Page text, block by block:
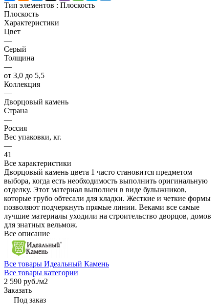
Тип элементов : Плоскость
Плоскость
Характеристики
Цвет
—
Серый
Толщина
—
от 3,0 до 5,5
Коллекция
—
Дворцовый камень
Страна
—
Россия
Вес упаковки, кг.
—
41
Все характеристики
Дворцовый камень цвета 1 часто становится предметом
выбора, когда есть необходимость выполнить оригинальную
отделку. Этот материал выполнен в виде булыжников,
которые грубо обтесали для кладки. Жесткие и четкие формы
позволяют подчеркнуть прямые линии. Веками все самые
лучшие материалы уходили на строительство дворцов, домов
для знатных вельмож.
Все описание
Все товары Идеальный Камень
Все товары категории
2 590 руб./м2
Заказать
Под заказ